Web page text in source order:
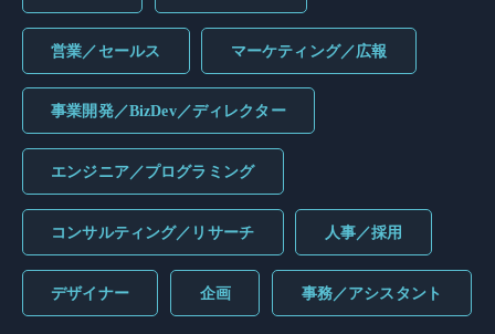
営業／セールス マーケティング／広報
事業開発／BizDev／ディレクター
エンジニア／プログラミング
コンサルティング／リサーチ 人事／採用
デザイナー 企画 事務／アシスタント